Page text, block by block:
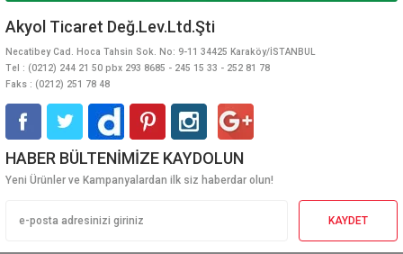
Akyol Ticaret Değ.Lev.Ltd.Şti
Necatibey Cad. Hoca Tahsin Sok. No: 9-11 34425 Karaköy/İSTANBUL
Tel : (0212) 244 21 50 pbx 293 8685 - 245 15 33 - 252 81 78
Faks : (0212) 251 78 48
HABER BÜLTENİMİZE KAYDOLUN
Yeni Ürünler ve Kampanyalardan ilk siz haberdar olun!
KAYDET